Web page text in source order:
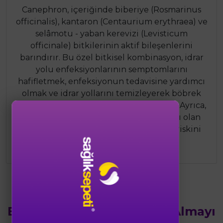
Canephron, içeriğinde biberiye (Rosmarinus
officinalis), kantaron (Centaurium erythraea) ve
selâmotu - yaban kerevizi (Levisticum
officinale) bitkilerinin aktif bileşenlerini
barındırır. Bu özel bitkisel kombinasyon, idrar
yolu enfeksiyonlarının semptomlarını
hafifletmek, enfeksiyonun tedavisine yardımcı
olmak ve idrar yollarını temizleyerek böbrek
taşı oluşumunu engellemekte etkilidir. Ayrıca,
sık tekrarlayan idrar yolu enfeksiyonları olan
hastalarda enfeksiyonların tekrarlama riskini
azaltabilir.
Bu Ürünün Yanında Satın Almayı